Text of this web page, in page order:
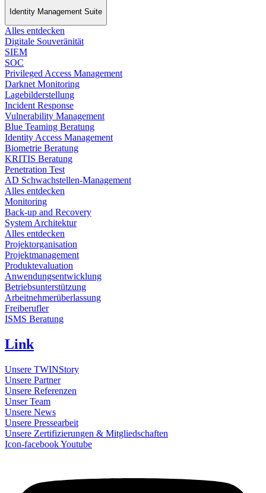
Identity Management Suite
Alles entdecken
Digitale Souveränität
SIEM​
SOC
Privileged Access Management
Darknet Monitoring
Lagebilderstellung
Incident Response​
Vulnerability Management
Blue Teaming Beratung​
Identity Access Management
Biometrie Beratung​
KRITIS Beratung​
Penetration Test
AD Schwachstellen-Management
Alles entdecken
Monitoring
Back-up and Recovery
System Architektur
Alles entdecken
Projektorganisation
Projektmanagement
Produktevaluation
Anwendungsentwicklung
Betriebsunterstützung
Arbeitnehmerüberlassung
Freiberufler
ISMS Beratung
Link
Unsere TWINStory
Unsere Partner
Unsere Referenzen
Unser Team
Unsere News
Unsere Pressearbeit
Unsere Zertifizierungen & Mitgliedschaften
Icon-facebookYoutube